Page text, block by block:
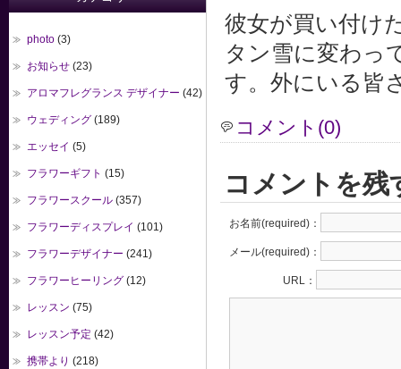
彼女が買い付け
タン雪に変わっ
す。外にいる皆
コメント(0)
コメントを残
お名前(required)：
メール(required)：
URL：
photo (3)
お知らせ (23)
アロマフレグランス デザイナー (42)
ウェディング (189)
エッセイ (5)
フラワーギフト (15)
フラワースクール (357)
フラワーディスプレイ (101)
フラワーデザイナー (241)
フラワーヒーリング (12)
レッスン (75)
レッスン予定 (42)
携帯より (218)